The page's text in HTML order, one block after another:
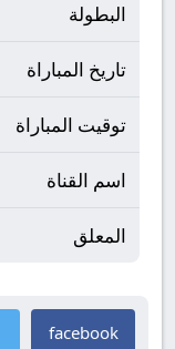
البطولة
تاريخ المباراة
توقيت المباراة
اسم القناة
المعلق
facebook